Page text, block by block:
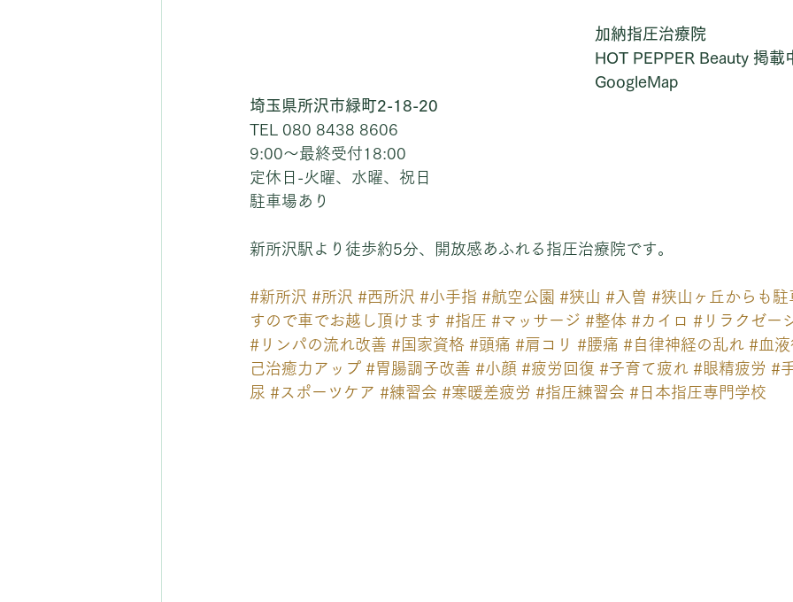
加納指圧治療院
HOT PEPPER Beauty 掲載
GoogleMap
埼玉県所沢市緑町2-18-20
TEL 080 8438 8606
9:00〜最終受付18:00
定休日-火曜、水曜、祝日
駐車場あり
新所沢駅より徒歩約5分、開放感あふれる指圧治療院です。
#新所沢 #所沢 #西所沢 #小手指 #航空公園 #狭山 #入曽 #狭山ヶ丘からも
すので車でお越し頂けます #指圧 #マッサージ #整体 #カイロ #リラクゼー
#リンパの流れ改善 #国家資格 #頭痛 #肩コリ #腰痛 #自律神経の乱れ #血
己治癒力アップ #胃腸調子改善 #小顔 #疲労回復 #子育て疲れ #眼精疲労 #
尿 #スポーツケア #練習会 #寒暖差疲労 #指圧練習会 #日本指圧専門学校